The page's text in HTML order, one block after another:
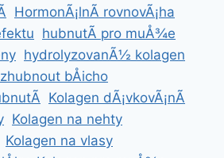
HormonÃ¡lnÃ­ rovnovÃ¡ha
hubnutÃ­ pro muÅ¾e
hydrolyzovanÃ½ kolagen
bÅicho
Kolagen dÃ¡vkovÃ¡nÃ­
Kolagen na nehty
Kolagen na vlasy